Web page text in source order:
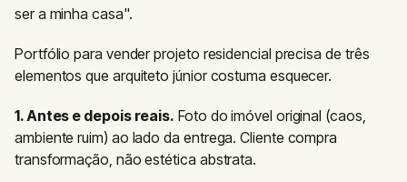
ser a minha casa".
Portfólio para vender projeto residencial precisa de três
elementos que arquiteto júnior costuma esquecer.
1. Antes e depois reais. Foto do imóvel original (caos,
ambiente ruim) ao lado da entrega. Cliente compra
transformação, não estética abstrata.